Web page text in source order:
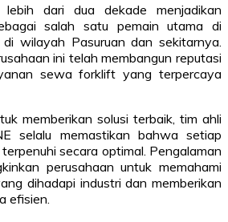
lebih dari dua dekade menjadikan
salah satu pemain utama di
wilayah Pasuruan dan sekitarnya.
ini telah membangun reputasi
sewa forklift yang terpercaya
memberikan solusi terbaik, tim ahli
selalu memastikan bahwa setiap
secara optimal. Pengalaman
perusahaan untuk memahami
dihadapi industri dan memberikan
efisien.